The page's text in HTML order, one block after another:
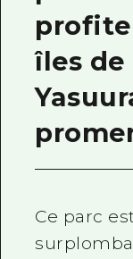
îles de
Ce parc